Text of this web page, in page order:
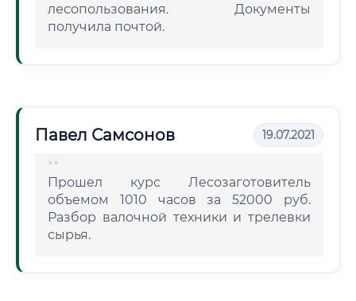
лесопользования. Документы
получила почтой.
Павел Самсонов 19.07.2021
Прошел курс Лесозаготовитель
объемом 1010 часов за 52000 руб.
Разбор валочной техники и трелевки
сырья.